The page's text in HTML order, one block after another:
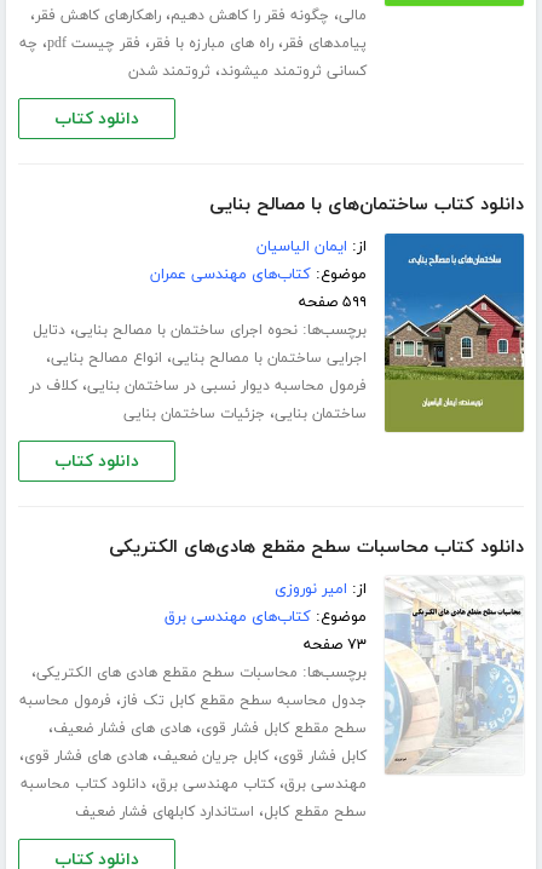
مالی، چگونه فقر را کاهش دهیم،راهکارهای کاهش فقر،
پیامدهای فقر،راه های مبارزه با فقر، فقر چیست pdf ، چه
کسانی ثروتمند میشوند، ثروتمند شدن
دانلود کتاب
دانلود کتاب ساختمان‌های با مصالح بنایی
از: ایمان الیاسیان
موضوع:کتاب‌های مهندسی عمران
۵۹۹ صفحه
برچسب‌ها:نحوه اجرای ساختمان با مصالح بنایی،دتایل
اجرایی ساختمان با مصالح بنایی، انواع مصالح بنایی،
فرمول محاسبه دیوار نسبی در ساختمان بنایی،کلاف در
ساختمان بنایی، جزئیات ساختمان بنایی
دانلود کتاب
دانلود کتاب محاسبات سطح مقطع هادی‌های الکتریکی
از: امیر نوروزی
موضوع:کتاب‌های مهندسی برق
۷۳ صفحه
برچسب‌ها: محاسبات سطح مقطع هادی های الکتریکی،
جدول محاسبه سطح مقطع کابل تک فاز، فرمول محاسبه
سطح مقطع کابل فشار قوی،هادی های فشار ضعیف،
کابل فشار قوی،کابل جریان ضعیف،هادی های فشار قوی،
مهندسی برق،کتاب مهندسی برق،دانلود کتاب محاسبه
سطح مقطع کابل، استاندارد کابلهای فشار ضعیف
دانلود کتاب